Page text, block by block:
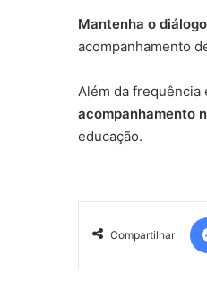
Mantenha o
acompanhamento
Além da frequência
acompanhamento
educação.
Compartilhar